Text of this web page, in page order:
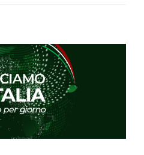
ANCI
Piemonte
per
ospitare
i
sindaci
della
41ª